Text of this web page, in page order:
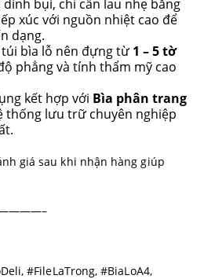
dính bụi, chỉ cần lau nhẹ bằng
xúc với nguồn nhiệt cao để
dạng.
bìa lỗ nên đựng từ 1 – 5 tờ
phẳng và tính thẩm mỹ cao
kết hợp với Bìa phân trang
thống lưu trữ chuyên nghiệp
giá sau khi nhận hàng giúp
#FileLaTrong, #BiaLoA4,